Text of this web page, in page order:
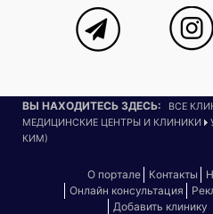
ВЫ НАХОДИТЕСЬ ЗДЕСЬ:
ВСЕ
МЕДИЦИНСКИЕ ЦЕНТРЫ И КЛИНИКИ
КИМ)
О портале Контакты
Онлайн консультация
Добавить клинику